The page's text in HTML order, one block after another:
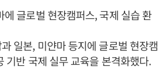
에 글로벌 현장캠퍼스, 국제 실습 환
일본, 미얀마 등지에 글로벌 현장캠
기반 국제 실무 교육을 본격화했다.